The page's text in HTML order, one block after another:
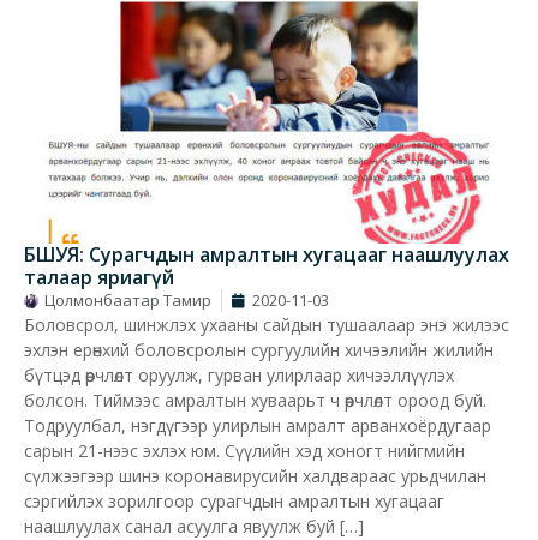
БШУЯ: Сурагчдын амралтын хугацааг наашлуулах
талаар яриагүй
Цолмонбаатар Тамир 2020-11-03
Боловсрол, шинжлэх ухааны сайдын тушаалаар энэ жилээс
эхлэн ерөнхий боловсролын сургуулийн хичээлийн жилийн
бүтцэд өөрчлөлт оруулж, гурван улирлаар хичээллүүлэх
болсон. Тиймээс амралтын хуваарьт ч өөрчлөлт ороод буй.
Тодруулбал, нэгдүгээр улирлын амралт арванхоёрдугаар
сарын 21-нээс эхлэх юм. Сүүлийн хэд хоногт нийгмийн
сүлжээгээр шинэ коронавирусийн халдвараас урьдчилан
сэргийлэх зорилгоор сурагчдын амралтын хугацааг
наашлуулах санал асуулга явуулж буй […]